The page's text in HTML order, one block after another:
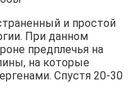
и простой
При данном
предплечья на
на которые
Спустя 20-30